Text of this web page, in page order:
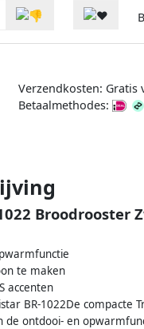
Verzendkosten: Gratis
Betaalmethodes:
Broodrooster
te maken
accenten
BR-1022De
de ontdooi- en